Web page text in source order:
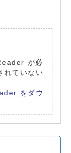
が必
れていない
をダウ